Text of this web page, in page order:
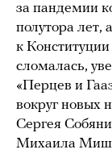
за пандемии
полутора лет,
к
сломалась,
«Перцев и
вокруг новых
Сергея
Михаила